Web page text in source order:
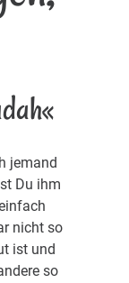
jemand
Du ihm
nicht so
ist und
so